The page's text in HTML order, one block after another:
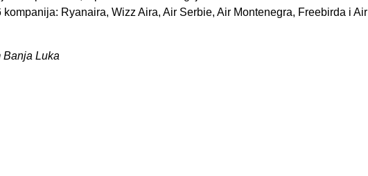
Ryanaira, Wizz Aira, Air Serbie, Air Montenegra, Freebirda i Air
Banja Luka